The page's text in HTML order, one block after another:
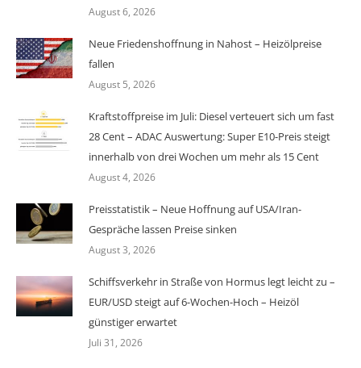
August 6, 2026
Neue Friedenshoffnung in Nahost – Heizölpreise
fallen
August 5, 2026
Kraftstoffpreise im Juli: Diesel verteuert sich um fast
28 Cent – ADAC Auswertung: Super E10-Preis steigt
innerhalb von drei Wochen um mehr als 15 Cent
August 4, 2026
Preisstatistik – Neue Hoffnung auf USA/Iran-
Gespräche lassen Preise sinken
August 3, 2026
Schiffsverkehr in Straße von Hormus legt leicht zu –
EUR/USD steigt auf 6-Wochen-Hoch – Heizöl
günstiger erwartet
Juli 31, 2026